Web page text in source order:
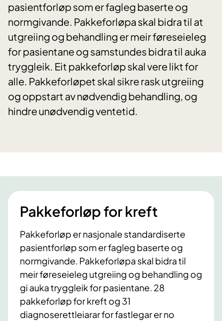
pasientforløp som er fagleg baserte og
normgivande. Pakkeforløpa skal bidra til at
utgreiing og behandling er meir føreseieleg
for pasientane og samstundes bidra til auka
tryggleik. Eit pakkeforløp skal vere likt for
alle. Pakkeforløpet skal sikre rask utgreiing
og oppstart av nødvendig behandling, og
hindre unødvendig ventetid.
Pakkeforløp for kreft
Pakkeforløp er nasjonale standardiserte
pasientforløp som er fagleg baserte og
normgivande. Pakkeforløpa skal bidra til
meir føreseieleg utgreiing og behandling og
gi auka tryggleik for pasientane. 28
pakkeforløp for kreft og 31
diagnoserettleiarar for fastlegar er no